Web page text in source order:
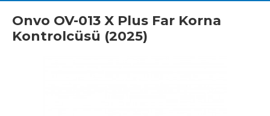
Onvo OV-013 X Plus Far Korna
Kontrolcüsü (2025)